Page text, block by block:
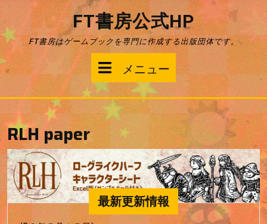
テ
ン
ツ
へ
FT書房公式HP
FT書房はゲームブックを専門に作成する出版団体です。
メニュー
ニ
ュ
ー
RLH paper
最新更新情報